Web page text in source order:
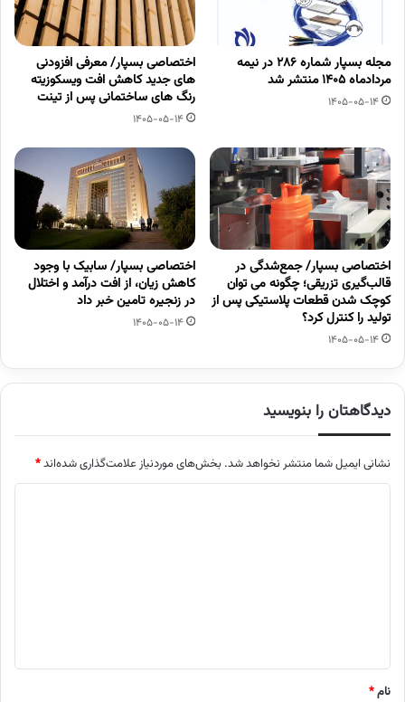
مجله بسپار شماره 286 در نیمه
مردادماه 1405 منتشر شد
1405-05-14
اختصاصی بسپار/ معرفی افزودنی
های جدید کاهش افت ویسکوزیته
رنگ های ساختمانی پس از تینت
1405-05-14
اختصاصی بسپار/ جمع‌شدگی در
قالب‌گیری تزریقی؛ چگونه می توان
کوچک شدن قطعات پلاستیکی پس از
تولید را کنترل کرد؟
1405-05-14
اختصاصی بسپار/ سابیک با وجود
کاهش زیان، از افت درآمد و اختلال
در زنجیره تامین خبر داد
1405-05-14
دیدگاهتان را بنویسید
نشانی ایمیل شما منتشر نخواهد شد. بخش‌های موردنیاز علامت‌گذاری شده‌اند*
نام*